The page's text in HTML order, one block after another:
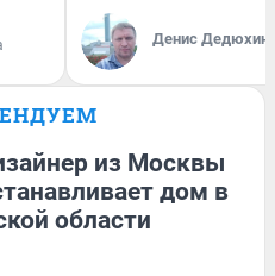
Денис Дедюхин
из Москвы
дом в
области